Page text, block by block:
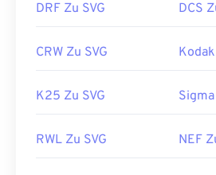
https://en.wikipedia.org/wiki/
DRF Zu SVG DCS
CRW Zu SVG
K25 Zu SVG Sigma
RWL Zu SVG NEF